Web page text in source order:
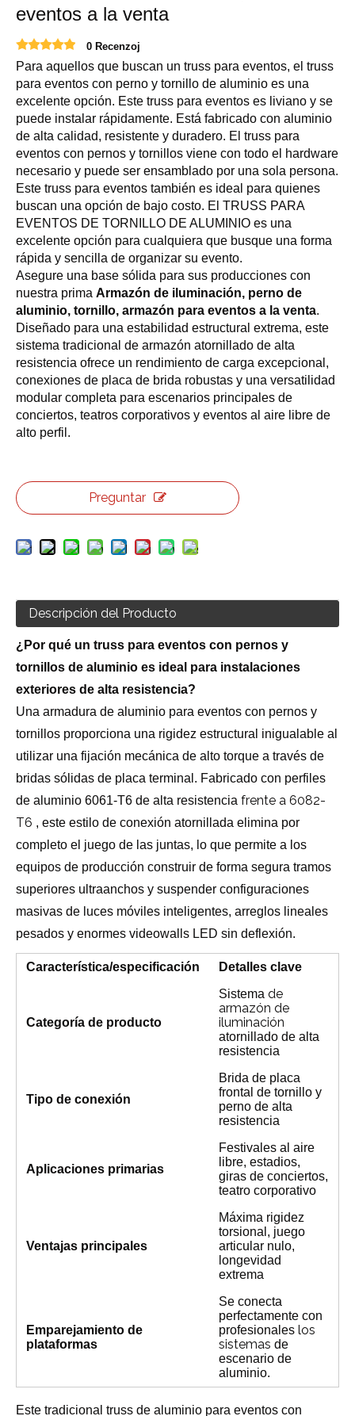
eventos a la venta
0 Recenzoj
Para aquellos que buscan un truss para eventos, el truss
para eventos con perno y tornillo de aluminio es una
excelente opción. Este truss para eventos es liviano y se
puede instalar rápidamente. Está fabricado con aluminio
de alta calidad, resistente y duradero. El truss para
eventos con pernos y tornillos viene con todo el hardware
necesario y puede ser ensamblado por una sola persona.
Este truss para eventos también es ideal para quienes
buscan una opción de bajo costo. El TRUSS PARA
EVENTOS DE TORNILLO DE ALUMINIO es una
excelente opción para cualquiera que busque una forma
rápida y sencilla de organizar su evento.
Asegure una base sólida para sus producciones con
nuestra prima Armazón de iluminación, perno de
aluminio, tornillo, armazón para eventos a la venta.
Diseñado para una estabilidad estructural extrema, este
sistema tradicional de armazón atornillado de alta
resistencia ofrece un rendimiento de carga excepcional,
conexiones de placa de brida robustas y una versatilidad
modular completa para escenarios principales de
conciertos, teatros corporativos y eventos al aire libre de
alto perfil.
Preguntar
Descripción del Producto
¿Por qué un truss para eventos con pernos y
tornillos de aluminio es ideal para instalaciones
exteriores de alta resistencia?
Una armadura de aluminio para eventos con pernos y
tornillos proporciona una rigidez estructural inigualable al
utilizar una fijación mecánica de alto torque a través de
bridas sólidas de placa terminal. Fabricado con perfiles
de aluminio 6061-T6 de alta resistencia frente a 6082-
T6 , este estilo de conexión atornillada elimina por
completo el juego de las juntas, lo que permite a los
equipos de producción construir de forma segura tramos
superiores ultraanchos y suspender configuraciones
masivas de luces móviles inteligentes, arreglos lineales
pesados ​​y enormes videowalls LED sin deflexión.
Característica/especificación Detalles clave
Categoría de producto
Sistema de
armazón de
iluminación
atornillado de alta
resistencia
Tipo de conexión
Brida de placa
frontal de tornillo y
perno de alta
resistencia
Aplicaciones primarias
Festivales al aire
libre, estadios,
giras de conciertos,
teatro corporativo
Ventajas principales
Máxima rigidez
torsional, juego
articular nulo,
longevidad
extrema
Emparejamiento de
plataformas
Se conecta
perfectamente con
profesionales los
sistemas de
escenario de
aluminio.
Este tradicional truss de aluminio para eventos con